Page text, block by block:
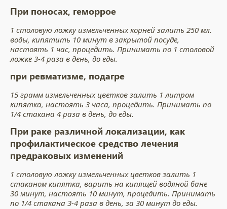
При поносах, геморрое
1 столовую ложку измельченных корней залить 250 мл.
воды, кипятить 10 минут в закрытой посуде,
настоять 1 час, процедить. Принимать по 1 столовой
ложке 3-4 раза в день, до еды.
при ревматизме, подагре
15 грамм измельченных цветков залить 1 литром
кипятка, настоять 3 часа, процедить. Принимать по
1/4 стакана 4 раза в день, до еды.
При раке различной локализации, как
профилактическое средство лечения
предраковых изменений
1 столовую ложку измельченных цветков залить 1
стаканом кипятка, варить на кипящей водяной бане
30 минут, настоять 10 минут, процедить. Принимать
по 1/4 стакана 3-4 раза в день, за 30 минут до еды.